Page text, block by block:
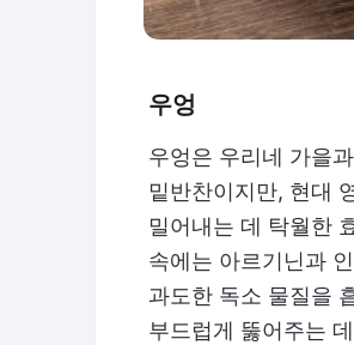
우엉
우엉은 우리네 가을
밑반찬이지만, 현대
밀어내는 데 탁월한
속에는 아르기닌과
과도한 독소 물질을
부드럽게 뚫어주는